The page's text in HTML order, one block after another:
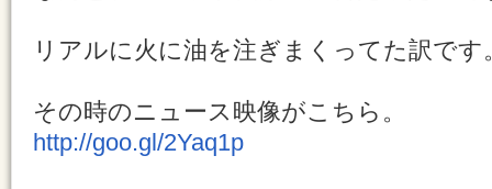
リアルに火に油を注ぎまくってた訳です
その時のニュース映像がこちら。
http://goo.gl/2Yaq1p